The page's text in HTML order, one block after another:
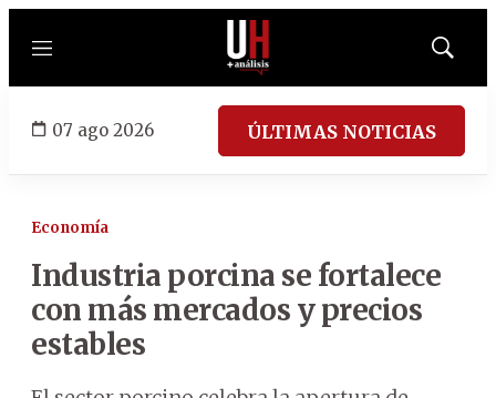
Menú
Mostrar
07 ago 2026 ÚLTIMAS NOTICIAS
Economía
Industria porcina se fortalece
con más mercados y precios
estables